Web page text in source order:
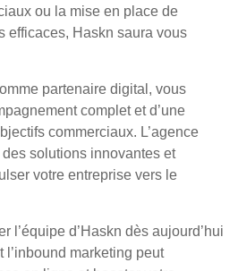
ou la mise en place de
efficaces, Haskn saura vous
partenaire digital, vous
complet et d’une
commerciaux. L’agence
solutions innovantes et
votre entreprise vers le
l’équipe d’Haskn dès aujourd’hui
l’inbound marketing peut